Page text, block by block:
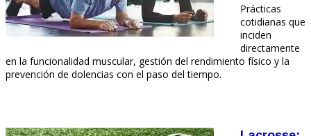
Prácticas
cotidianas que
inciden
directamente
en la funcionalidad muscular, gestión del rendimiento físico y la
prevención de dolencias con el paso del tiempo.